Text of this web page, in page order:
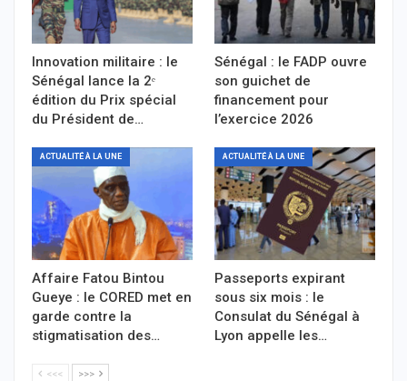
Innovation militaire : le
Sénégal lance la 2ᵉ
édition du Prix spécial
du Président de…
Sénégal : le FADP ouvre
son guichet de
financement pour
l’exercice 2026
ACTUALITÉ À LA UNE
Affaire Fatou Bintou
Gueye : le CORED met en
garde contre la
stigmatisation des…
ACTUALITÉ À LA UNE
Passeports expirant
sous six mois : le
Consulat du Sénégal à
Lyon appelle les…
<<< >>>